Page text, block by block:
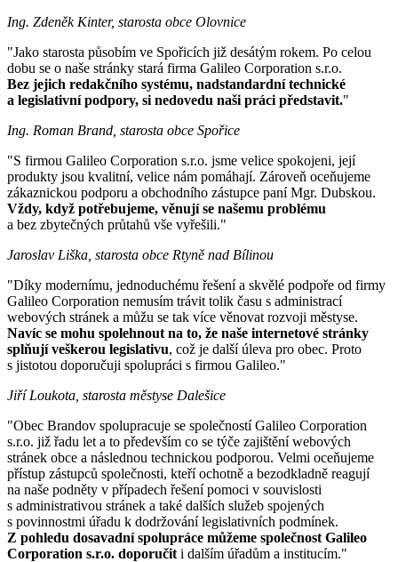
Ing. Zdeněk Kinter, starosta obce Olovnice
"Jako starosta působím ve Spořicích již desátým rokem. Po celou
dobu se o naše stránky stará firma Galileo Corporation s.r.o.
Bez jejich redakčního systému, nadstandardní technické
a legislativní podpory, si nedovedu naši práci představit."
Ing. Roman Brand, starosta obce Spořice
"S firmou Galileo Corporation s.r.o. jsme velice spokojeni, její
produkty jsou kvalitní, velice nám pomáhají. Zároveň oceňujeme
zákaznickou podporu a obchodního zástupce paní Mgr. Dubskou.
Vždy, když potřebujeme, věnují se našemu problému
a bez zbytečných průtahů vše vyřešili."
Jaroslav Liška, starosta obce Rtyně nad Bílinou
"Díky modernímu, jednoduchému řešení a skvělé podpoře od firmy
Galileo Corporation nemusím trávit tolik času s administrací
webových stránek a můžu se tak více věnovat rozvoji městyse.
Navíc se mohu spolehnout na to, že naše internetové stránky
splňují veškerou legislativu, což je další úleva pro obec. Proto
s jistotou doporučuji spolupráci s firmou Galileo."
Jiří Loukota, starosta městyse Dalešice
"Obec Brandov spolupracuje se společností Galileo Corporation
s.r.o. již řadu let a to především co se týče zajištění webových
stránek obce a následnou technickou podporou. Velmi oceňujeme
přístup zástupců společnosti, kteří ochotně a bezodkladně reagují
na naše podněty v případech řešení pomoci v souvislosti
s administrativou stránek a také dalších služeb spojených
s povinnostmi úřadu k dodržování legislativních podmínek.
Z pohledu dosavadní spolupráce můžeme společnost Galileo
Corporation s.r.o. doporučit i dalším úřadům a institucím."